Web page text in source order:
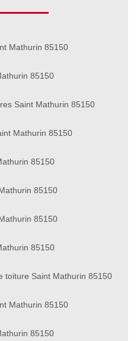
Mathurin 85150
85150
Saint Mathurin 85150
Mathurin 85150
85150
85150
85150
85150
toiture Saint Mathurin 85150
Mathurin 85150
85150